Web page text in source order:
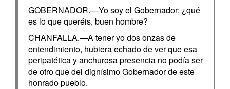
GOBERNADOR.—Yo soy el Gobernador; ¿qué
es lo que queréis, buen hombre?
CHANFALLA.—A tener yo dos onzas de
entendimiento, hubiera echado de ver que esa
peripatética y anchurosa presencia no podía ser
de otro que del dignísimo Gobernador de este
honrado pueblo.